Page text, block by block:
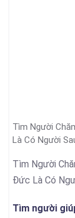
Tìm Người
Là Có Người
Tìm Người
Đức Là Có
Tìm người